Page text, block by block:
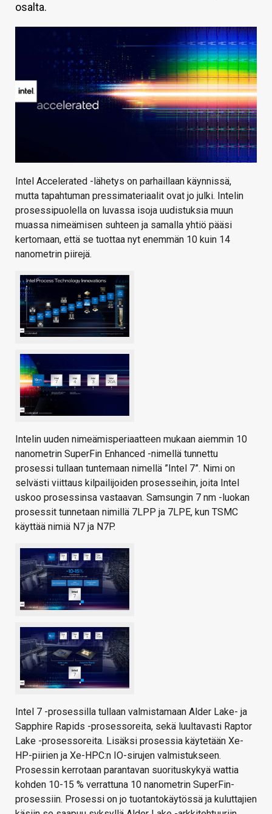
KAUPPA
HAKU
osalta.
Intel Accelerated -lähetys on parhaillaan käynnissä,
mutta tapahtuman pressimateriaalit ovat jo julki. Intelin
prosessipuolella on luvassa isoja uudistuksia muun
muassa nimeämisen suhteen ja samalla yhtiö pääsi
kertomaan, että se tuottaa nyt enemmän 10 kuin 14
nanometrin piirejä.
Intelin uuden nimeämisperiaatteen mukaan aiemmin 10
nanometrin SuperFin Enhanced -nimellä tunnettu
prosessi tullaan tuntemaan nimellä ”Intel 7”. Nimi on
selvästi viittaus kilpailijoiden prosesseihin, joita Intel
uskoo prosessinsa vastaavan. Samsungin 7 nm -luokan
prosessit tunnetaan nimillä 7LPP ja 7LPE, kun TSMC
käyttää nimiä N7 ja N7P.
Intel 7 -prosessilla tullaan valmistamaan Alder Lake- ja
Sapphire Rapids -prosessoreita, sekä luultavasti Raptor
Lake -prosessoreita. Lisäksi prosessia käytetään Xe-
HP-piirien ja Xe-HPC:n IO-sirujen valmistukseen.
Prosessin kerrotaan parantavan suorituskykyä wattia
kohden 10-15 % verrattuna 10 nanometrin SuperFin-
prosessiin. Prosessi on jo tuotantokäytössä ja kuluttajien